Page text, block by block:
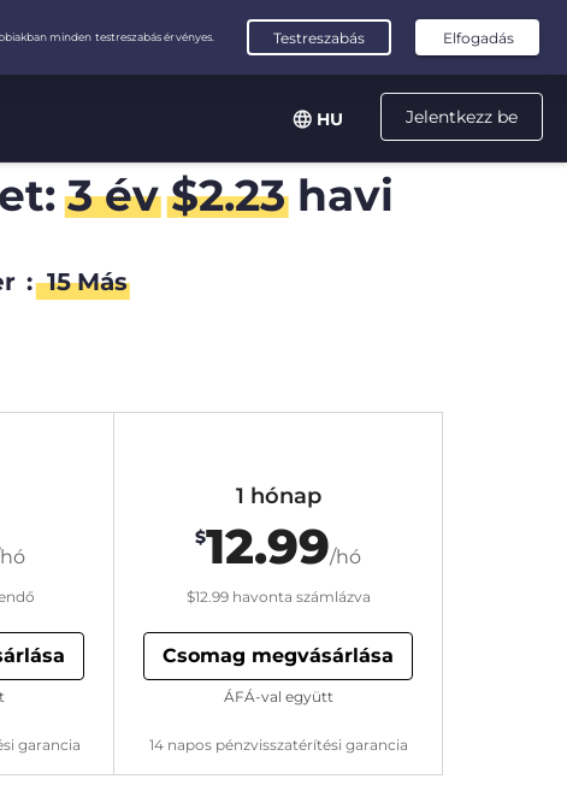
Jelentkezz be
HU
3 év $2.23havi
: 14 Más
garancia
1 hónap
$12.99/hó
$12.99havonta számlázva
Csomag megvásárlása
14 napos pénzvisszatérítési garancia
ÁFÁ-val együtt